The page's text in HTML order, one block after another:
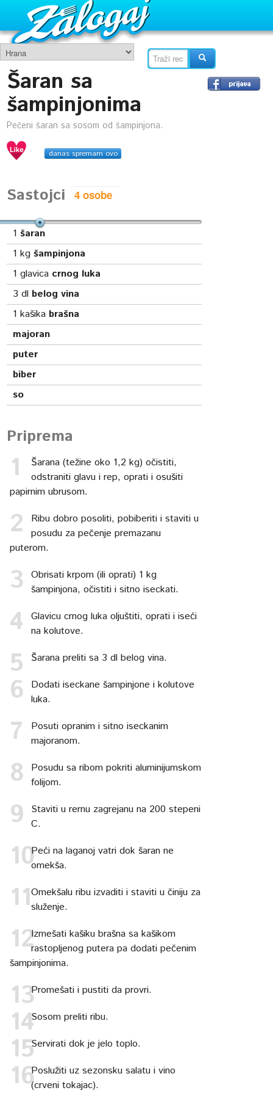
Šaran sa
šampinjonima
Pečeni šaran sa sosom od šampinjona.
danas spremam ovo
Sastojci
1 šaran
1 kgšampinjona
1 glavica crnog luka
3 dl belog vina
1 kašika brašna
majoran
puter
biber
so
Priprema
Šarana (težine oko 1,2 kg) očistiti,
odstraniti glavu i rep, oprati i osušiti
papirnim ubrusom.
Ribu dobro posoliti, pobiberiti i staviti u
posudu za pečenje premazanu
puterom.
Obrisati krpom (ili oprati) 1 kg
šampinjona, očistiti i sitno iseckati.
Glavicu crnog luka oljuštiti, oprati i iseći
na kolutove.
Šarana preliti sa 3 dl belog vina.
Dodati iseckane šampinjone i kolutove
luka.
Posuti opranim i sitno iseckanim
majoranom.
Posudu sa ribom pokriti aluminijumskom
folijom.
Staviti u rernu zagrejanu na 200 stepeni
C.
Peći na laganoj vatri dok šaran ne
omekša.
Omekšalu ribu izvaditi i staviti u činiju za
služenje.
Izmešati kašiku brašna sa kašikom
rastopljenog putera pa dodati pečenim
šampinjonima.
Promešati i pustiti da provri.
Sosom preliti ribu.
Servirati dok je jelo toplo.
Poslužiti uz sezonsku salatu i vino
(crveni tokajac).